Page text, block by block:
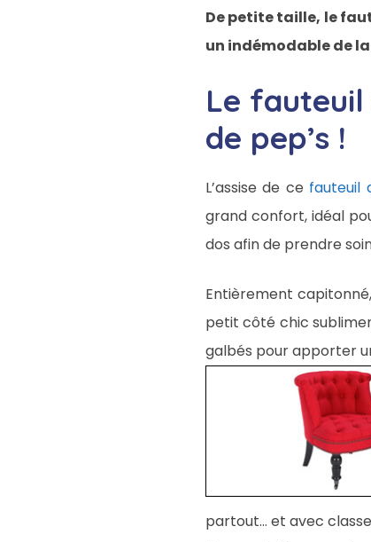
De petite taille, le
un indémodable de
Le
de pep’s !
L’assise de ce fauteuil
grand confort, idéal
dos afin de prendre
Entièrement
petit côté chic
galbés pour apporter
partout… et avec